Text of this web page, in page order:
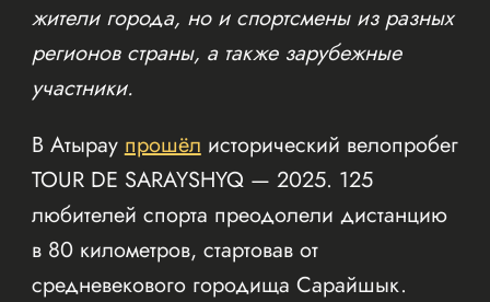
жители города, но и спортсмены из разных
регионов страны, а также зарубежные
участники.
В Атырау прошёл исторический велопробег
TOUR DE SARAYSHYQ — 2025. 125
любителей спорта преодолели дистанцию
в 80 километров, стартовав от
средневекового городища Сарайшык.